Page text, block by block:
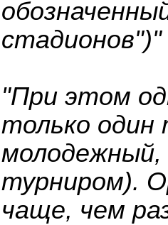
стадионов")"
"При этом
только один
турниром).
чаще, чем